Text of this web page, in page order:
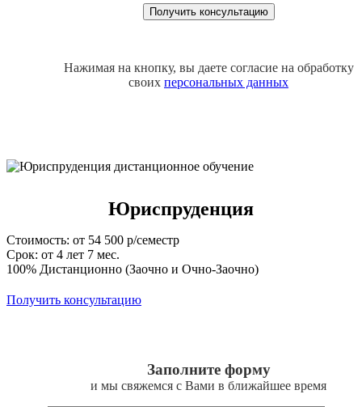
Нажимая на кнопку, вы даете согласие на обработку
своих персональных данных
Юриспруденция
Стоимость: от 54 500 р/семестр
Срок: от 4 лет 7 мес.
100% Дистанционно (Заочно и Очно-Заочно)
Получить консультацию
Заполните форму
и мы свяжемся с Вами в ближайшее время